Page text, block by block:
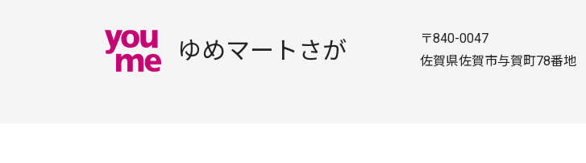
ゆめマートさが
〒840-0047
佐賀県佐賀市与賀町78番地